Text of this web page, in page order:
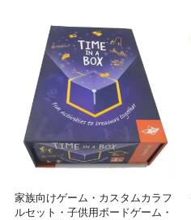
家族向けゲーム・カスタムカラフ
ルセット・子供用ボードゲーム・